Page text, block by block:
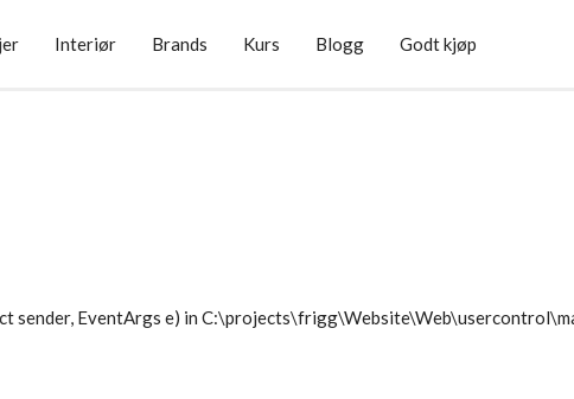
Interiør Brands Kurs Blogg Godt kjøp
sender, EventArgs e) in